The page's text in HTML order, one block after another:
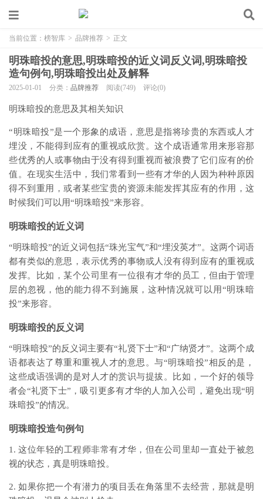
当前位置： 榜智库 > 品牌推荐 > 正文
明珠暗投的意思,明珠暗投的近义词反义词,明珠暗投
造句例句,明珠暗投出处及解释
2025-01-01 分类： 品牌推荐 阅读(749) 评论(0)
明珠暗投的意思及其相关知识
“明珠暗投”是一个形象的成语，意思是指将珍贵的东西或人才
埋没，不能得到应有的重视或欣赏。这个成语通常用来形容那
些优秀的人或事物由于没有得到重视而被浪费了它们应有的价
值。在现实生活中，我们常看到一些有才华的人因为种种原因
得不到重用，或者某些宝贵的资源未能发挥其应有的作用，这
时候我们可以用“明珠暗投”来形容。
明珠暗投的近义词
“明珠暗投”的近义词包括“珠光宝气”和“埋没英才”。这两个词语
都有类似的意思，表示优秀的事物或人没有得到应有的重视或
发挥。比如，某个公司里有一位很有才华的员工，但由于管理
层的忽视，他的能力得不到施展，这种情况就可以用“明珠暗
投”来形容。
明珠暗投的反义词
“明珠暗投”的反义词主要有“礼贤下士”和“广纳贤才”。这两个成
语都表达了尊重和重视人才的意思。与“明珠暗投”相反的是，
这些成语强调的是对人才的赏识与提拔。比如，一个好的领导
者会“礼贤下士”，吸引更多有才华的人加入公司，避免出现“明
珠暗投”的情况。
明珠暗投造句例句
1. 这位年轻的工程师非常有才华，但在公司里却一直处于被忽
视的状态，真是明珠暗投。
2. 如果你把一个有潜力的项目丢在角落里不去经营，那就是明